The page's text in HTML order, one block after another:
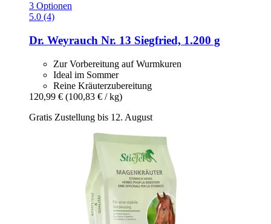
3 Optionen
5.0 (4)
Dr. Weyrauch Nr. 13 Siegfried, 1.200 g
Zur Vorbereitung auf Wurmkuren
Ideal im Sommer
Reine Kräuterzubereitung
120,99 € (100,83 € / kg)
Gratis Zustellung bis 12. August